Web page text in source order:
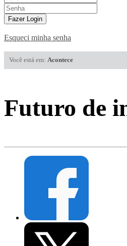
Fazer Login
Esqueci minha senha
Você está em: Acontece
Futuro de